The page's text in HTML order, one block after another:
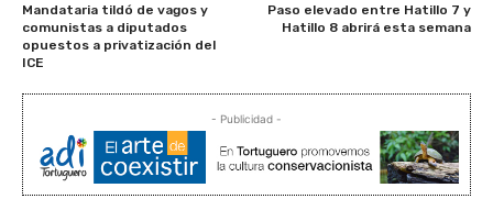
Mandataria tildó de vagos y
comunistas a diputados
opuestos a privatización del
ICE
Paso elevado entre Hatillo 7 y
Hatillo 8 abrirá esta semana
- Publicidad -